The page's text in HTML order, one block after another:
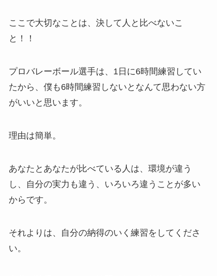
ここで大切なことは、決して人と比べないこ
と！！
プロバレーボール選手は、1日に6時間練習してい
たから、僕も6時間練習しないとなんて思わない方
がいいと思います。
理由は簡単。
あなたとあなたが比べている人は、環境が違う
し、自分の実力も違う、いろいろ違うことが多い
からです。
それよりは、自分の納得のいく練習をしてくださ
い。